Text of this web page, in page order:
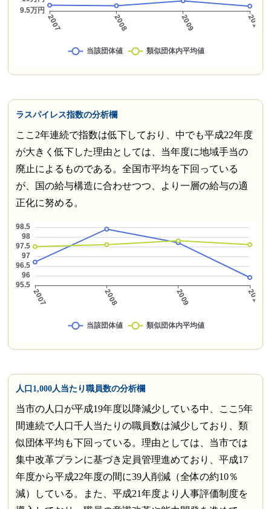
ラスパイレス指数の分析欄
ここ2年連続で指数は低下しており、中でも平成22年度
が大きく低下した理由としては、当年度に地域手当の
廃止によるものである。全国市平均を下回っている
が、国の給与構造に合わせつつ、より一層の給与の適
正化に努める。
人口1,000人当たり職員数の分析欄
当市の人口が平成19年度以降減少している中、ここ5年
間連続で人口千人当たりの職員数は減少しており、類
似団体平均も下回っている。理由としては、当市では
集中改革プランに基づき定員管理進めており、平成17
年度から平成22年度の間に39人削減（全体の約10％
減）している。また、平成21年度より人事評価制度を